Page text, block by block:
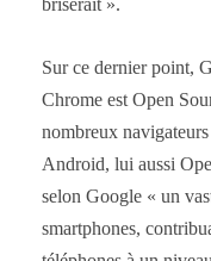
Sur ce dernier point,
Chrome est Open
nombreux
Android, lui aussi
selon Google « un
smartphones,